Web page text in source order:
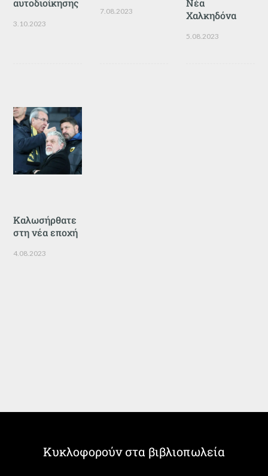
3.10.2023
7.08.2023
Χαλκηδόνα
5.08.2023
Καλωσήρθατε
στη νέα εποχή
4.08.2023
Κυκλοφορούν στα βιβλιοπωλεία